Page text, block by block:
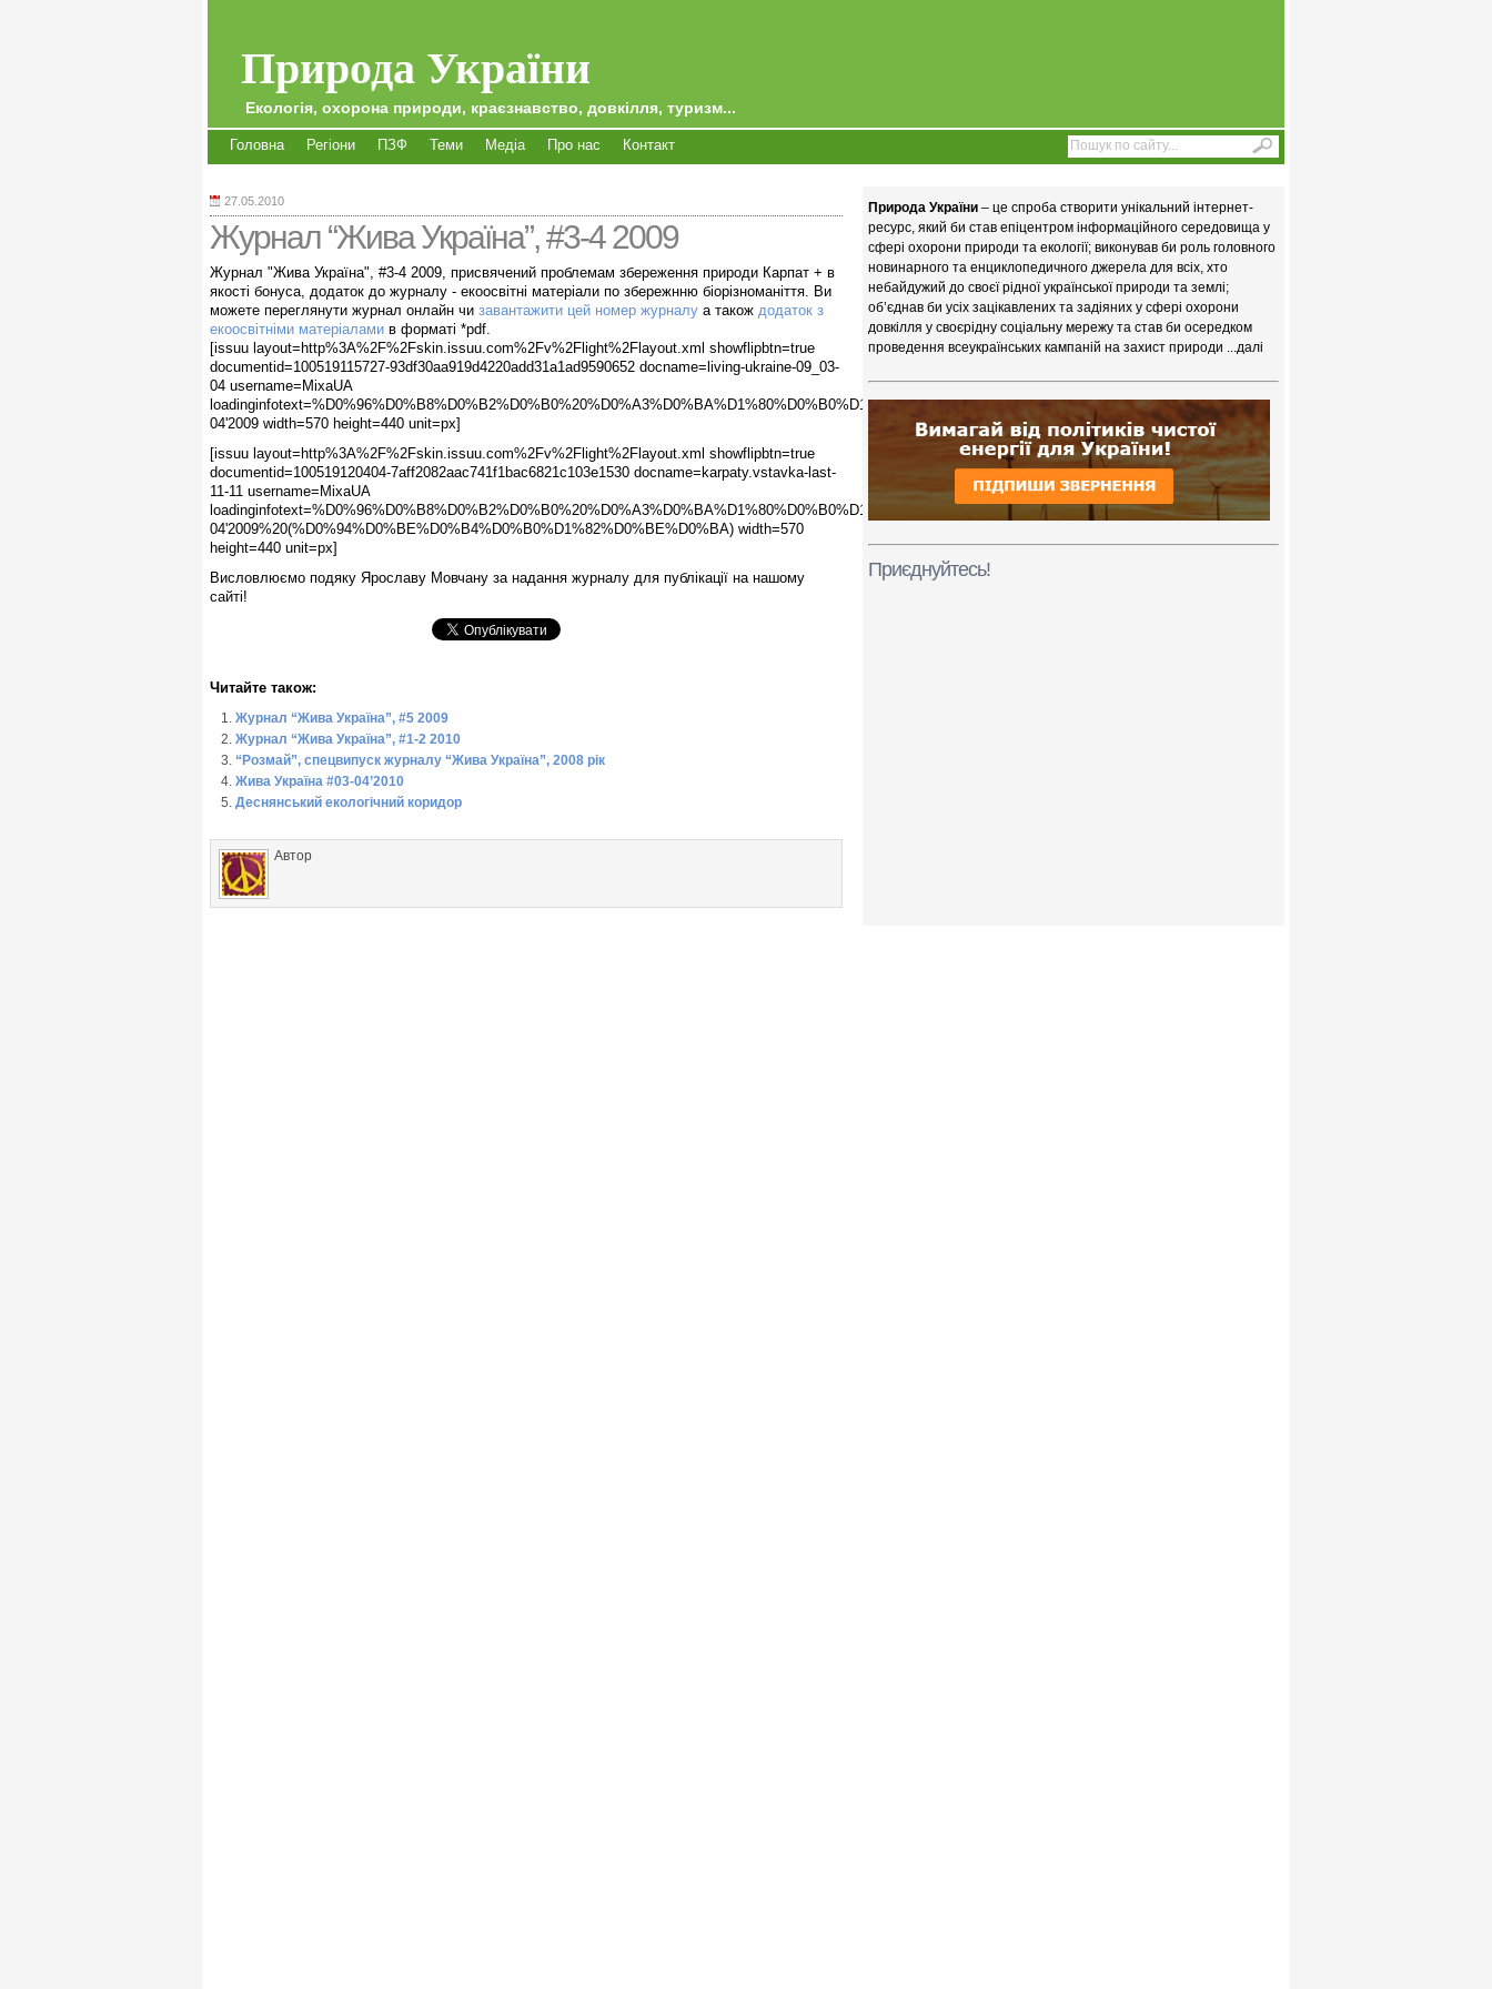
Природа України
Екологія, охорона природи, краєзнавство, довкілля, туризм...
Головна Регіони ПЗФ Теми Медіа Про нас Контакт
27.05.2010
Журнал “Жива Україна”, #3-4 2009
Журнал "Жива Україна", #3-4 2009, присвячений проблемам збереження природи Карпат + в
якості бонуса, додаток до журналу - екоосвітні матеріали по збережнню біорізноманіття. Ви
можете переглянути журнал онлайн чи завантажити цей номер журналу а також додаток з
екоосвітніми матеріалами в форматі *pdf.
[issuu layout=http%3A%2F%2Fskin.issuu.com%2Fv%2Flight%2Flayout.xml showflipbtn=true
documentid=100519115727-93df30aa919d4220add31a1ad9590652 docname=living-ukraine-09_03-
04 username=MixaUA
loadinginfotext=%D0%96%D0%B8%D0%B2%D0%B0%20%D0%A3%D0%BA%D1%80%D0%B0%D1%97%D0%BD%D0%B0%20%2303-
04'2009 width=570 height=440 unit=px]
[issuu layout=http%3A%2F%2Fskin.issuu.com%2Fv%2Flight%2Flayout.xml showflipbtn=true
documentid=100519120404-7aff2082aac741f1bac6821c103e1530 docname=karpaty.vstavka-last-
11-11 username=MixaUA
loadinginfotext=%D0%96%D0%B8%D0%B2%D0%B0%20%D0%A3%D0%BA%D1%80%D0%B0%D1%97%D0%BD%D0%B0%20%2303-
04'2009%20(%D0%94%D0%BE%D0%B4%D0%B0%D1%82%D0%BE%D0%BA) width=570
height=440 unit=px]
Висловлюємо подяку Ярославу Мовчану за надання журналу для публікації на нашому
сайті!
Читайте також:
Журнал “Жива Україна”, #5 2009
Журнал “Жива Україна”, #1-2 2010
“Розмай”, спецвипуск журналу “Жива Україна”, 2008 рік
Жива Україна #03-04’2010
Деснянський екологічний коридор
Автор
Природа України – це спроба створити унікальний інтернет-
ресурс, який би став епіцентром інформаційного середовища у
сфері охорони природи та екології; виконував би роль головного
новинарного та енциклопедичного джерела для всіх, хто
небайдужий до своєї рідної української природи та землі;
об’єднав би усіх зацікавлених та задіяних у сфері охорони
довкілля у своєрідну соціальну мережу та став би осередком
проведення всеукраїнських кампаній на захист природи ...далі
Приєднуйтесь!